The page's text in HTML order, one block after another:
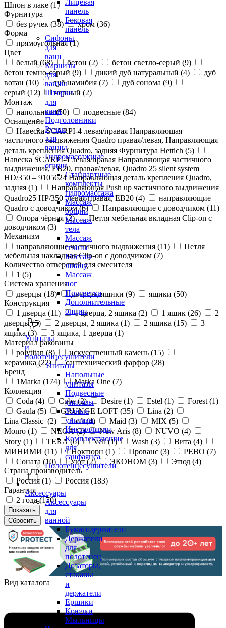
Лицевая
панель
Боковая
панель
Сифоны
для
ванн
Карнизы
для
ванны
Шторки
для
ванн
Подголовники
Ручки
для
ванны
Гидромассажные
опции
Стандартные
комплекты
гидромассажа
Массаж
общий
Массаж
тела
Массаж
спины
Массаж
шиацу
Массаж
ног
Подсветка
Дополнительные
опции
Унитазы
и
полотенцесушители
Унитазы
Напольные
унитазы
Подвесные
унитазы
Умные
унитазы
Инсталляции
Комплектующие
для
санфаянса
Полотенцесушители
Аксессуары
Аксессуары
для
ванной
Бумагодержатели
Держатели
для
полотенец
Дозаторы,
стаканы
и
держатели
Ершики
Крючки
Мыльницы
Шпон в лаке (1)
Фурнитура
без ручек (38) хром (36)
Форма
прямоугольная (1)
Цвет
белый (68) бетон (2) бетон светло-серый (9)
бетон темно-серый (9) дикий дуб натуральный (4)
дуб
вотан (10) дуб намибия (7) дуб сонома (9)
серый (12) черный (2)
Монтаж
напольные (50) подвесные (84)
Оснащение
Навеска SCARPI-4 левая/правая Направляющая
частичного выдвижения Quadro правая/левая, Направляющая
деталь крепления Quadro, задняя Фурнитура Hettich (5)
Навеска SCARPI-4 левая/правая Направляющая частичного
выдвижения, ЕВ20, правая/левая, Quadro 25 silent system
HD/350 – 9105624 Направляющая деталь крепления Quadro,
задняя (1)
Направляющая Push up частичного выдвижения
Quadro25 НР/350 ,левая/правая, ЕВ20 (4)
направляющие
Quadro с доводчиком (6) Направляющие с доводчиком (11)
Опора чёрная (2)
Петля мебельная вкладная Clip-on с
доводчиком (3)
Механизм
направляющие частичного выдвижения (11)
Петля
мебельная накладная Clip-on с доводчиком (7)
Количество отверстий для смесителя
1 (5)
Система хранения
дверцы (18) дверцы, ящики (9) ящики (50)
Конструкция
1 дверца (11) 1 дверца, 2 ящика (2) 1 ящик (26)
2
дверцы (5) 2 дверцы, 2 ящика (1) 2 ящика (15)
3
ящика (3) 3 ящика, 1 дверца (1)
Материал раковины
polytitan (8) искусственный камень (15)
керамика (22) сантехнический фарфор (28)
Бренд
1Marka (174) Marka One (7)
Коллекция
Coda (4) Cube (2) Desire (1) Estel (1) Forest (1)
Gaula (5) GRUNGE LOFT (35) Lina (2)
Lina Classic (2) Loft (4) Maid (3) MIX (5)
Monro (1) NEGA (2) New Aris (8) NUVO (4)
Story (1) TERA (6) Veil (1) Wash (3) Вита (4)
МИНИМИ (11) Ноктюрн (1) Прованс (3) РЕВО (7)
Соната (10) Уют (2) ЭКОНОМ (3) Этюд (4)
Страна производитель
Россия (1) Россия (183)
Гарантия
2 года (170)
Вид каталога